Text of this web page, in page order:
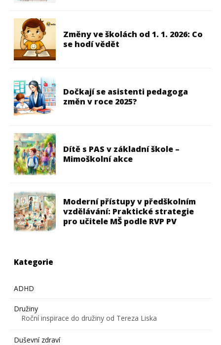
Změny ve školách od 1. 1. 2026: Co
se hodí vědět
Dočkají se asistenti pedagoga
změn v roce 2025?
Dítě s PAS v základní škole –
Mimoškolní akce
Moderní přístupy v předškolním
vzdělávání: Praktické strategie
pro učitele MŠ podle RVP PV
Kategorie
ADHD
Družiny
Roční inspirace do družiny od Tereza Liska
Duševní zdraví